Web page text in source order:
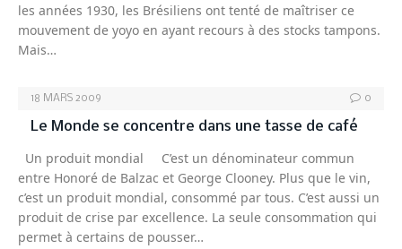
les années 1930, les Brésiliens ont tenté de maîtriser ce
mouvement de yoyo en ayant recours à des stocks tampons.
Mais…
18 MARS 2009 0
Le Monde se concentre dans une tasse de café
Un produit mondial C’est un dénominateur commun
entre Honoré de Balzac et George Clooney. Plus que le vin,
c’est un produit mondial, consommé par tous. C’est aussi un
produit de crise par excellence. La seule consommation qui
permet à certains de pousser…